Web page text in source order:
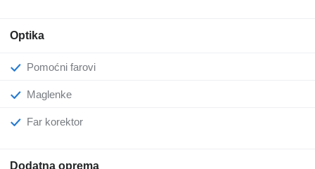
Optika
Pomoćni farovi
Maglenke
Far korektor
Dodatna oprema